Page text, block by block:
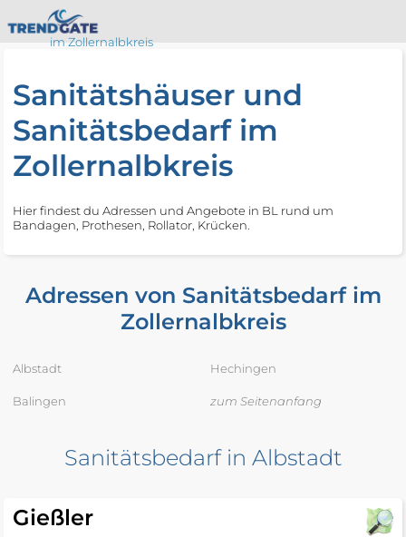
im Zollernalbkreis
Sanitätshäuser und
Sanitätsbedarf im
Zollernalbkreis
Hier findest du Adressen und Angebote in BL rund um
Bandagen, Prothesen, Rollator, Krücken.
Adressen von Sanitätsbedarf im
Zollernalbkreis
Albstadt
Balingen
Hechingen
zum Seitenanfang
Sanitätsbedarf in Albstadt
Gießler